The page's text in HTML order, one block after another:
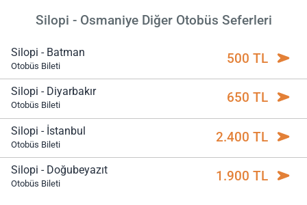
Silopi - Osmaniye Diğer Otobüs Seferleri
Silopi - Batman
Otobüs Bileti 500 TL
Silopi - Diyarbakır
Otobüs Bileti 650 TL
Silopi - İstanbul
Otobüs Bileti 2.400 TL
Silopi - Doğubeyazıt
Otobüs Bileti 1.900 TL